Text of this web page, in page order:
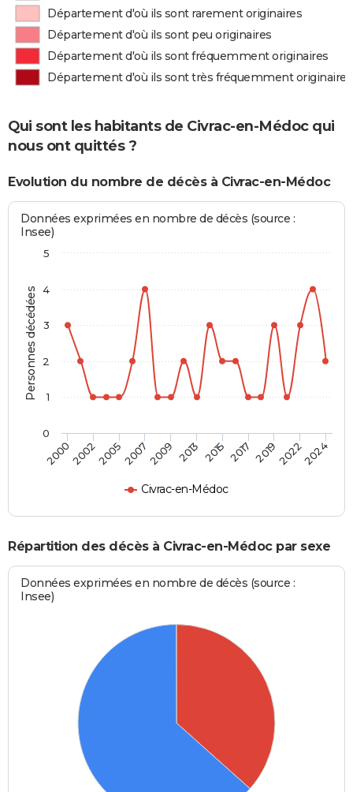
Département d'où ils sont rarement originaires
Département d'où ils sont peu originaires
Département d'où ils sont fréquemment originaires
Département d'où ils sont très fréquemment originaires
Qui sont les habitants de Civrac-en-Médoc qui
nous ont quittés ?
Evolution du nombre de décès à Civrac-en-Médoc
Personnes décédées
Données exprimées en nombre de décès (source :
Insee)
Civrac-en-Médoc
20002002200520072009 2013 2015 2017 201920222024
0
1
2
3
4
5
Répartition des décès à Civrac-en-Médoc par sexe
Données exprimées en nombre de décès (source :
Insee)